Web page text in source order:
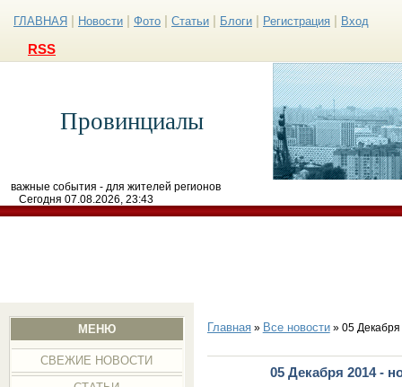
ГЛАВНАЯ Новости Фото Статьи Блоги Регистрация Вход
RSS
Провинциалы
важные события - для жителей регионов
Сегодня 07.08.2026, 23:43
МЕНЮ
СВЕЖИЕ НОВОСТИ
Главная» Все новости» 05 Декабря
05 Декабря 2014 -